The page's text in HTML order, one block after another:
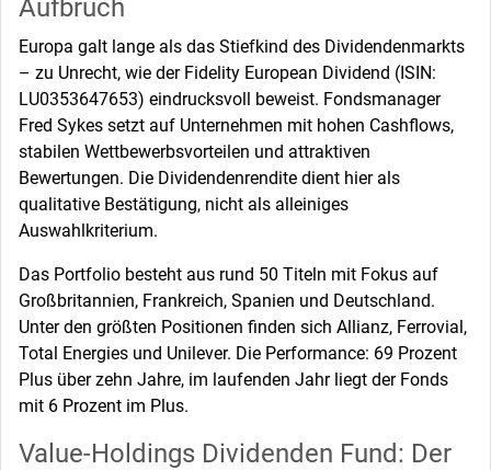
Aufbruch
Europa galt lange als das Stiefkind des Dividendenmarkts
– zu Unrecht, wie der Fidelity European Dividend (ISIN:
LU0353647653) eindrucksvoll beweist. Fondsmanager
Fred Sykes setzt auf Unternehmen mit hohen Cashflows,
stabilen Wettbewerbsvorteilen und attraktiven
Bewertungen. Die Dividendenrendite dient hier als
qualitative Bestätigung, nicht als alleiniges
Auswahlkriterium.
Das Portfolio besteht aus rund 50 Titeln mit Fokus auf
Großbritannien, Frankreich, Spanien und Deutschland.
Unter den größten Positionen finden sich Allianz, Ferrovial,
Total Energies und Unilever. Die Performance: 69 Prozent
Plus über zehn Jahre, im laufenden Jahr liegt der Fonds
mit 6 Prozent im Plus.
Value-Holdings Dividenden Fund: Der